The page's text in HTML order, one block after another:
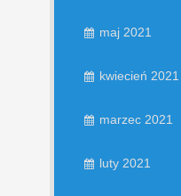
maj 2021
kwiecień 2021
marzec 2021
luty 2021